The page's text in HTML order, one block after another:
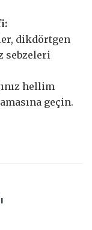
dikdörtgen
sebzeleri
hellim
geçin.